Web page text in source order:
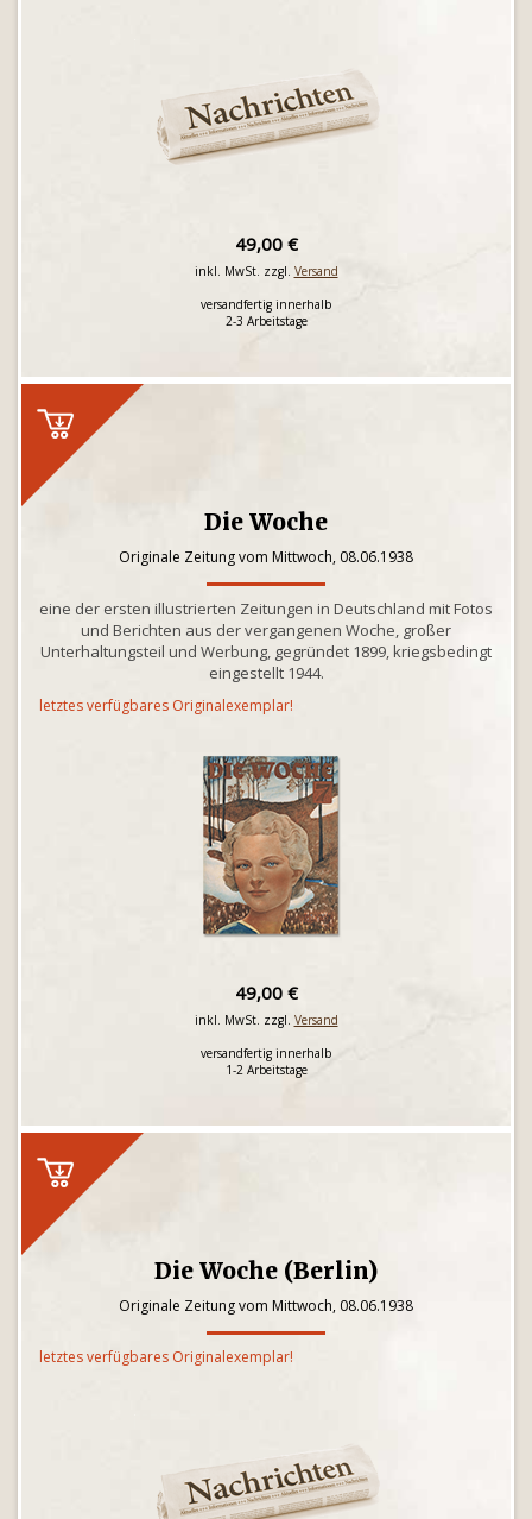
49,00 €
inkl. MwSt. zzgl. Versand
versandfertig innerhalb
2-3 Arbeitstage
Die Woche
Originale Zeitung vom Mittwoch, 08.06.1938
eine der ersten illustrierten Zeitungen in Deutschland mit Fotos
und Berichten aus der vergangenen Woche, großer
Unterhaltungsteil und Werbung, gegründet 1899, kriegsbedingt
eingestellt 1944.
letztes verfügbares Originalexemplar!
49,00 €
inkl. MwSt. zzgl. Versand
versandfertig innerhalb
1-2 Arbeitstage
Die Woche (Berlin)
Originale Zeitung vom Mittwoch, 08.06.1938
letztes verfügbares Originalexemplar!